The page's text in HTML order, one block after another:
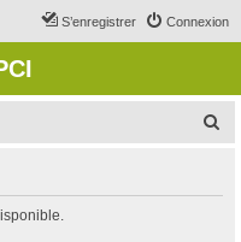
Connexion
S’enregistrer